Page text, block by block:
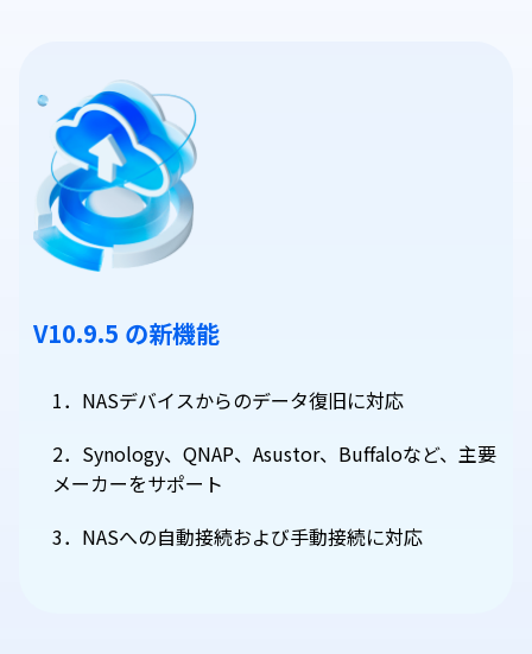
V10.9.5 の新機能
1．NASデバイスからのデータ復旧に対応
2．Synology、QNAP、Asustor、Buffaloなど、主要
メーカーをサポート
3．NASへの自動接続および手動接続に対応